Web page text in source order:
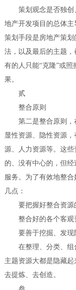
策划观念是否独
地产开发项目的总体
策划手段是房地产策
法，以及最后的主题，
有的人只能“克隆”或
果。
贰
整合原则
第二是整合原则
显性资源、隐性资源
源、人力资源等。这
的、没有中心的，但
服务。为了有效地整
几点：
要把握好整合资源
整合好的各个客
要善于挖掘、发现
在整理、分类、
主题资源大都是隐藏
去提炼、去创造。